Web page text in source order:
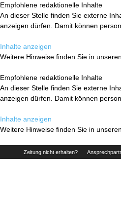
Empfohlene redaktionelle Inhalte
An dieser Stelle finden Sie externe
anzeigen dürfen. Damit können
Inhalte anzeigen
Weitere Hinweise finden Sie in unseren
Empfohlene redaktionelle Inhalte
An dieser Stelle finden Sie externe
anzeigen dürfen. Damit können
Inhalte anzeigen
Weitere Hinweise finden Sie in unseren
Zeitung nicht erhalten?